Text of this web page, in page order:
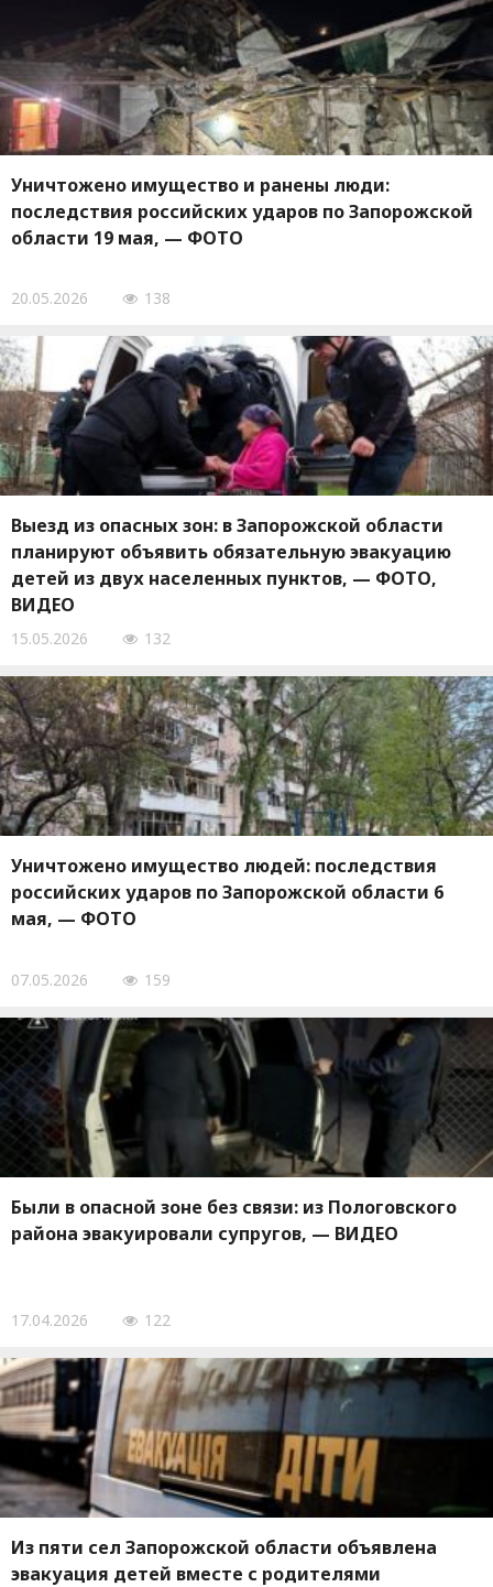
Уничтожено имущество и ранены люди:
последствия российских ударов по Запорожской
области 19 мая, — ФОТО
20.05.2026 138
Выезд из опасных зон: в Запорожской области
планируют объявить обязательную эвакуацию
детей из двух населенных пунктов, — ФОТО,
ВИДЕО
15.05.2026 132
Уничтожено имущество людей: последствия
российских ударов по Запорожской области 6
мая, — ФОТО
07.05.2026 159
Были в опасной зоне без связи: из Пологовского
района эвакуировали супругов, — ВИДЕО
17.04.2026 122
Из пяти сел Запорожской области объявлена ​​
эвакуация детей вместе с родителями